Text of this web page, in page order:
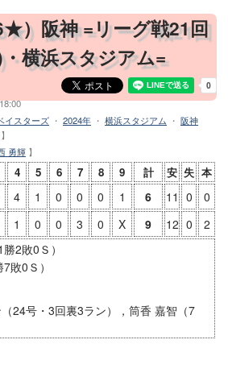
）阪神 =リーグ戦21回
横浜スタジアム=
イスターズ ・ 2024年 ・ 横浜スタジアム ・ 阪神
】
勇輝 】
4 5 6 7 8 9 計 安 失 本
4 1 0 0 0 1 6 11 0
0
1 0 0 3 0 X 9 12 0
2
2敗0Ｓ）
敗0Ｓ）
（24号・3回裏3ラン），筒香 嘉智（7